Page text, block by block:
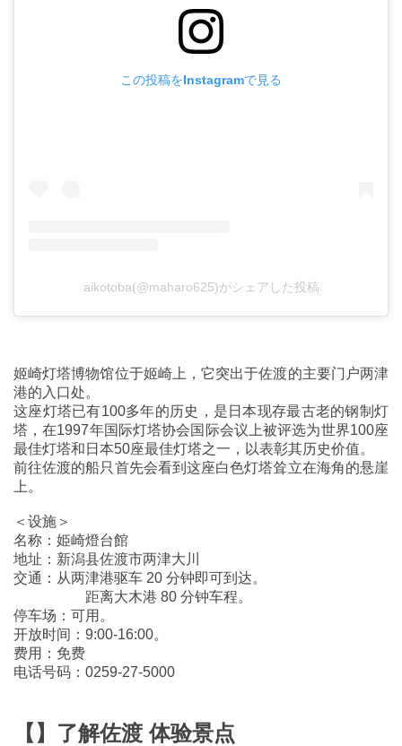
この投稿をInstagramで見る
aikotoba(@maharo625)がシェアした投稿
姬崎灯塔博物馆位于姬崎上，它突出于佐渡的主要门户两津
港的入口处。
这座灯塔已有100多年的历史，是日本现存最古老的钢制灯
塔，在1997年国际灯塔协会国际会议上被评选为世界100座
最佳灯塔和日本50座最佳灯塔之一，以表彰其历史价值。
前往佐渡的船只首先会看到这座白色灯塔耸立在海角的悬崖
上。
＜设施＞
名称：姫崎燈台館
地址：新潟县佐渡市两津大川
交通：从两津港驱车 20 分钟即可到达。
距离大木港 80 分钟车程。
停车场：可用。
开放时间：9:00-16:00。
费用：免费
电话号码：0259-27-5000
【】了解佐渡 体验景点